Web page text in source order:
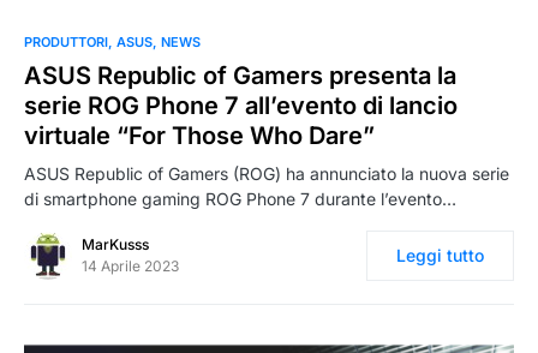
0
PRODUTTORI ASUS NEWS
ASUS Republic of Gamers presenta la
serie ROG Phone 7 all’evento di lancio
virtuale “For Those Who Dare”
ASUS Republic of Gamers (ROG) ha annunciato la nuova serie
di smartphone gaming ROG Phone 7 durante l’evento…
MarKusss
14 Aprile 2023
Leggi tutto